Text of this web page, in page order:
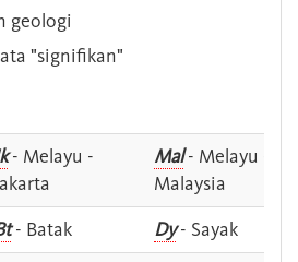
geologi
"signifikan"
- Melayu -
Mal- Melayu -
Malaysia
- Batak Dy- Sayak